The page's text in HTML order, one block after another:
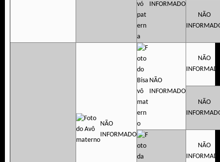
INFORMADO
NÃO
NÃO
INFORMADO
NÃO
INFORMADO
NÃO
NÃO
NÃO